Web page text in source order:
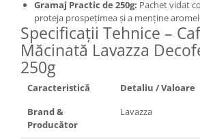
Gramaj Practic de 250g: Pachet vidat
proteja prospețimea și a menține
Specificații Tehnice –
Măcinată Lavazza
250g
Caracteristică
Detaliu / Valoare
Brand &
Producător
Lavazza